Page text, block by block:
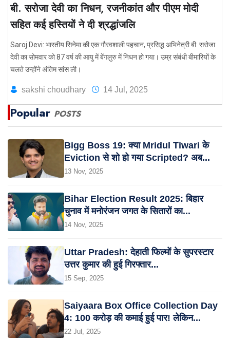
बी. सरोजा देवी का निधन, रजनीकांत और पीएम मोदी
सहित कई हस्तियों ने दी श्रद्धांजलि
Saroj Devi: भारतीय सिनेमा की एक गौरवशाली पहचान, प्रसिद्ध अभिनेत्री बी. सरोजा
देवी का सोमवार को 87 वर्ष की आयु में बेंगलुरु में निधन हो गया। उम्र संबंधी बीमारियों के
चलते उन्होंने अंतिम सांस ली।
sakshi choudhary 14 Jul, 2025
Popular POSTS
Bigg Boss 19: क्या Mridul Tiwari के
Eviction से शो हो गया Scripted? अब...
13 Nov, 2025
Bihar Election Result 2025: बिहार
चुनाव में मनोरंजन जगत के सितारों का...
14 Nov, 2025
Uttar Pradesh: देहाती फिल्मों के सुपरस्टार
उत्तर कुमार की हुई गिरफ्तार...
15 Sep, 2025
Saiyaara Box Office Collection Day
4: 100 करोड़ की कमाई हुई पार! लेकिन...
22 Jul, 2025